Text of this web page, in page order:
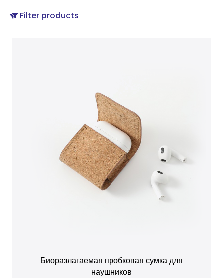
Filter products
Биоразлагаемая пробковая сумка для
наушников